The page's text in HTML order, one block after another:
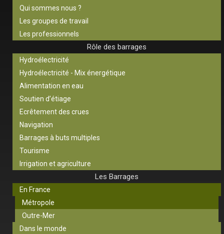
Qui sommes nous ?
Les groupes de travail
Les professionnels
Rôle des barrages
Hydroélectricité
Hydroélectricité - Mix énergétique
Alimentation en eau
Soutien d’étiage
Ecrêtement des crues
Navigation
Barrages à buts multiples
Tourisme
Irrigation et agriculture
Les Barrages
En France
Métropole
Outre-Mer
Dans le monde